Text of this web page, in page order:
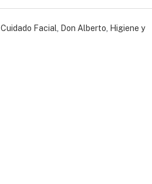
,Cuidado Facial Don Alberto
Higiene y
Crema AVENA IE